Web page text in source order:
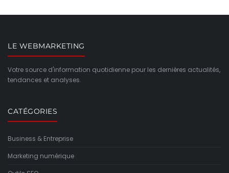
LE WEBMARKETING
Votre source d'information quotidienne pour les dernières actualités,
tendances et analyses.
CATÉGORIES
Business & Entreprise
Marketing numérique